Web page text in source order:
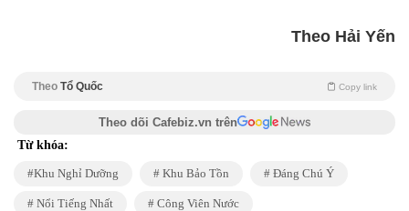
Theo Hải Yến
Theo Tổ Quốc Copy link
Theo dõi Cafebiz.vn trên
Từ khóa:
Khu Nghỉ Dưỡng Khu Bảo Tồn Đáng Chú Ý
Nổi Tiếng Nhất Công Viên Nước